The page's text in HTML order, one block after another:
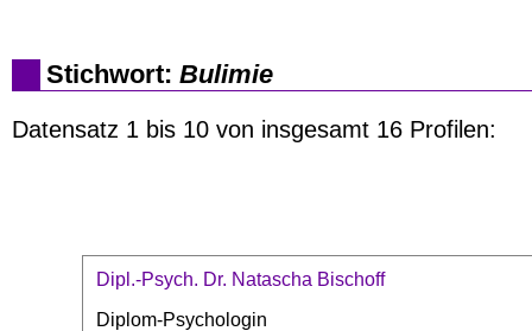
Stichwort: Bulimie
Datensatz 1 bis 10 von insgesamt 16 Profilen:
Dipl.-Psych. Dr. Natascha Bischoff
Diplom-Psychologin